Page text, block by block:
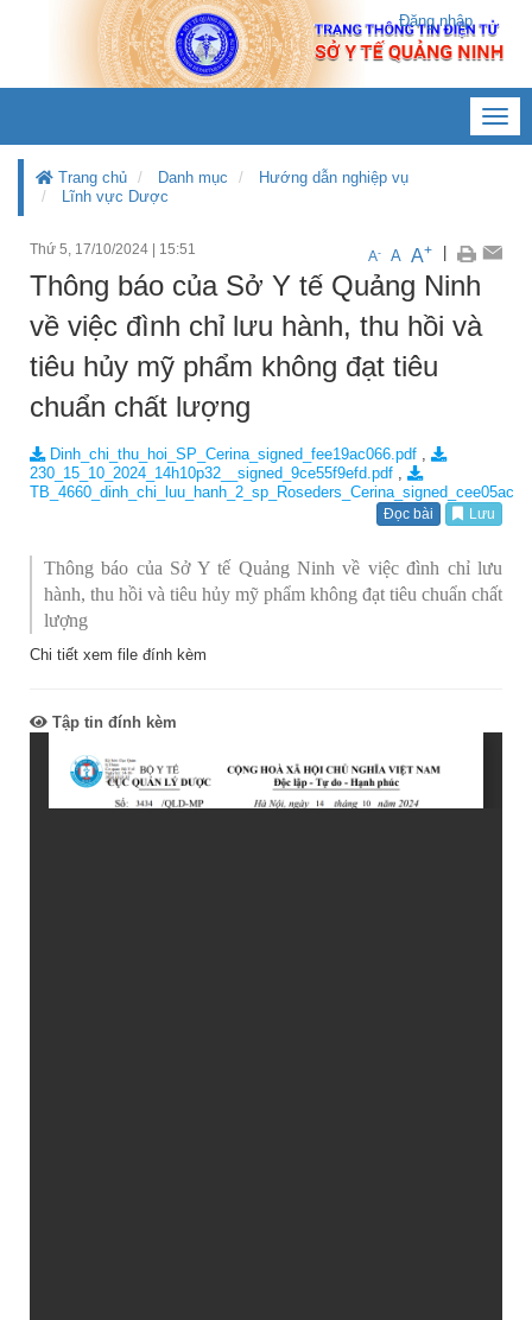
Đăng nhập
Trang chủ Danh mục
Hướng dẫn nghiệp vụ
Lĩnh vực Dược
Thứ 5, 17/10/2024 15:51 A- A A+
Thông báo của Sở Y tế Quảng Ninh
về việc đình chỉ lưu hành, thu hồi và
tiêu hủy mỹ phẩm không đạt tiêu
chuẩn chất lượng
Dinh_chi_thu_hoi_SP_Cerina_signed_fee19ac066.pdf ,
230_15_10_2024_14h10p32__signed_9ce55f9efd.pdf ,
Đọc bài Lưu
Thông báo của Sở Y tế Quảng Ninh về việc đình chỉ lưu
hành, thu hồi và tiêu hủy mỹ phẩm không đạt tiêu chuẩn chất
lượng
Chi tiết xem file đính kèm
Tập tin đính kèm